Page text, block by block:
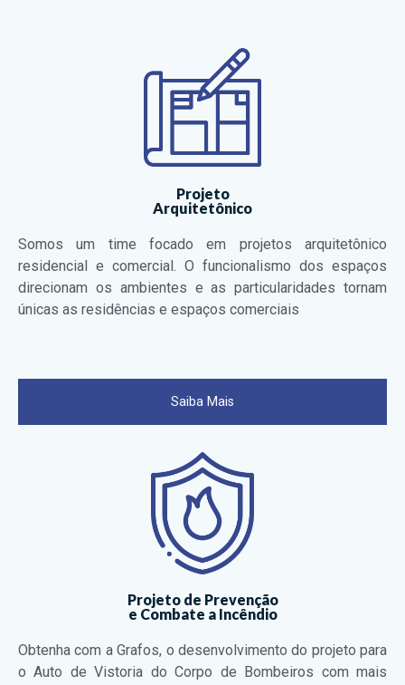
Projeto
Arquitetônico
Somos um time focado em projetos arquitetônico
residencial e comercial. O funcionalismo dos espaços
direcionam os ambientes e as particularidades tornam
únicas as residências e espaços comerciais
Saiba Mais
Projeto de Prevenção
e Combate a Incêndio
Obtenha com a Grafos, o desenvolvimento do projeto para
o Auto de Vistoria do Corpo de Bombeiros com mais